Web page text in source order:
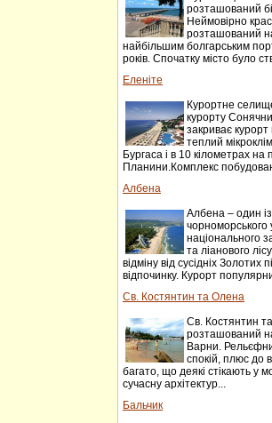
розташований
Неймовірно
розташований
найбільшим болгарським
років. Спочатку місто було
Еленіте
Курортне
курорту
закриває курорт
теплий
Бургаса і в 10 кілометрах на
Планини.Комплекс
Албена
Албена – один із
чорноморського
національного
та ліанового
відміну від сусідніх Золотих
відпочинку. Курорт
Св. Костянтин та Олена
Св. Костянтин
розташований на
Варни.
спокій, плюс до
багато, що деякі стікають у
сучасну архітектур...
Бальчик